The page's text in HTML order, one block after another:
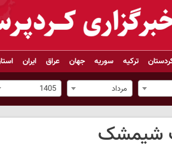
ترکیه سوریه جهان عراق ایران
مرداد 1405
شیمشک